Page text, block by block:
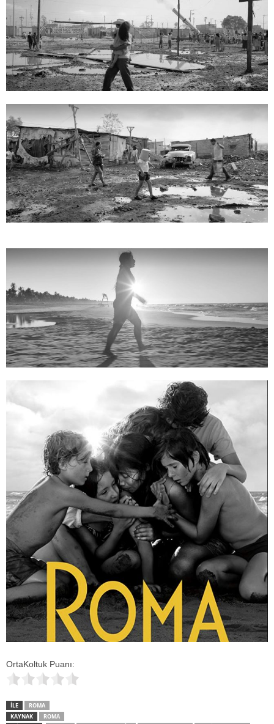
OrtaKoltuk Puanı:
İLE
ROMA
KAYNAK
ROMA